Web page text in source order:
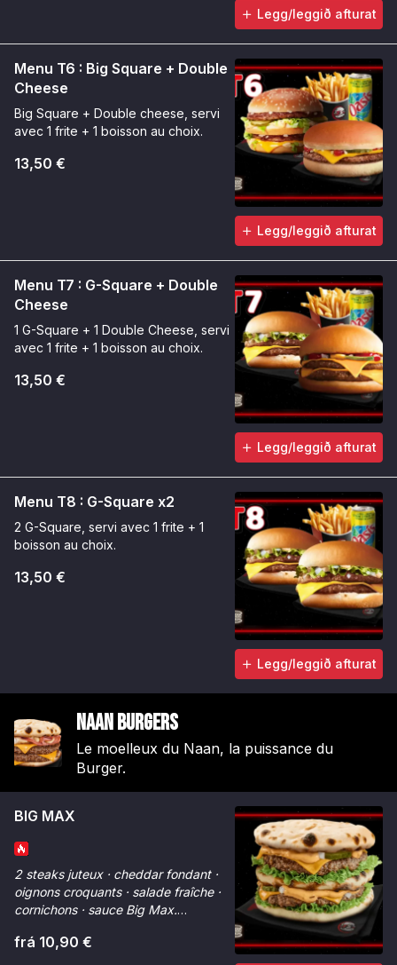
Legg/leggið afturat
Menu T6 : Big Square + Double
Cheese
Big Square + Double cheese, servi
avec 1 frite + 1 boisson au choix.
13,50 €
Legg/leggið afturat
Menu T7 : G-Square + Double
Cheese
1 G-Square + 1 Double Cheese, servi
avec 1 frite + 1 boisson au choix.
13,50 €
Legg/leggið afturat
Menu T8 : G-Square x2
2 G-Square, servi avec 1 frite + 1
boisson au choix.
13,50 €
Legg/leggið afturat
Naan Burgers
Le moelleux du Naan, la puissance du
Burger.
BIG MAX
2 steaks juteux · cheddar fondant ·
oignons croquants · salade fraîche ·
cornichons · sauce Big Max.
frá 10,90 €